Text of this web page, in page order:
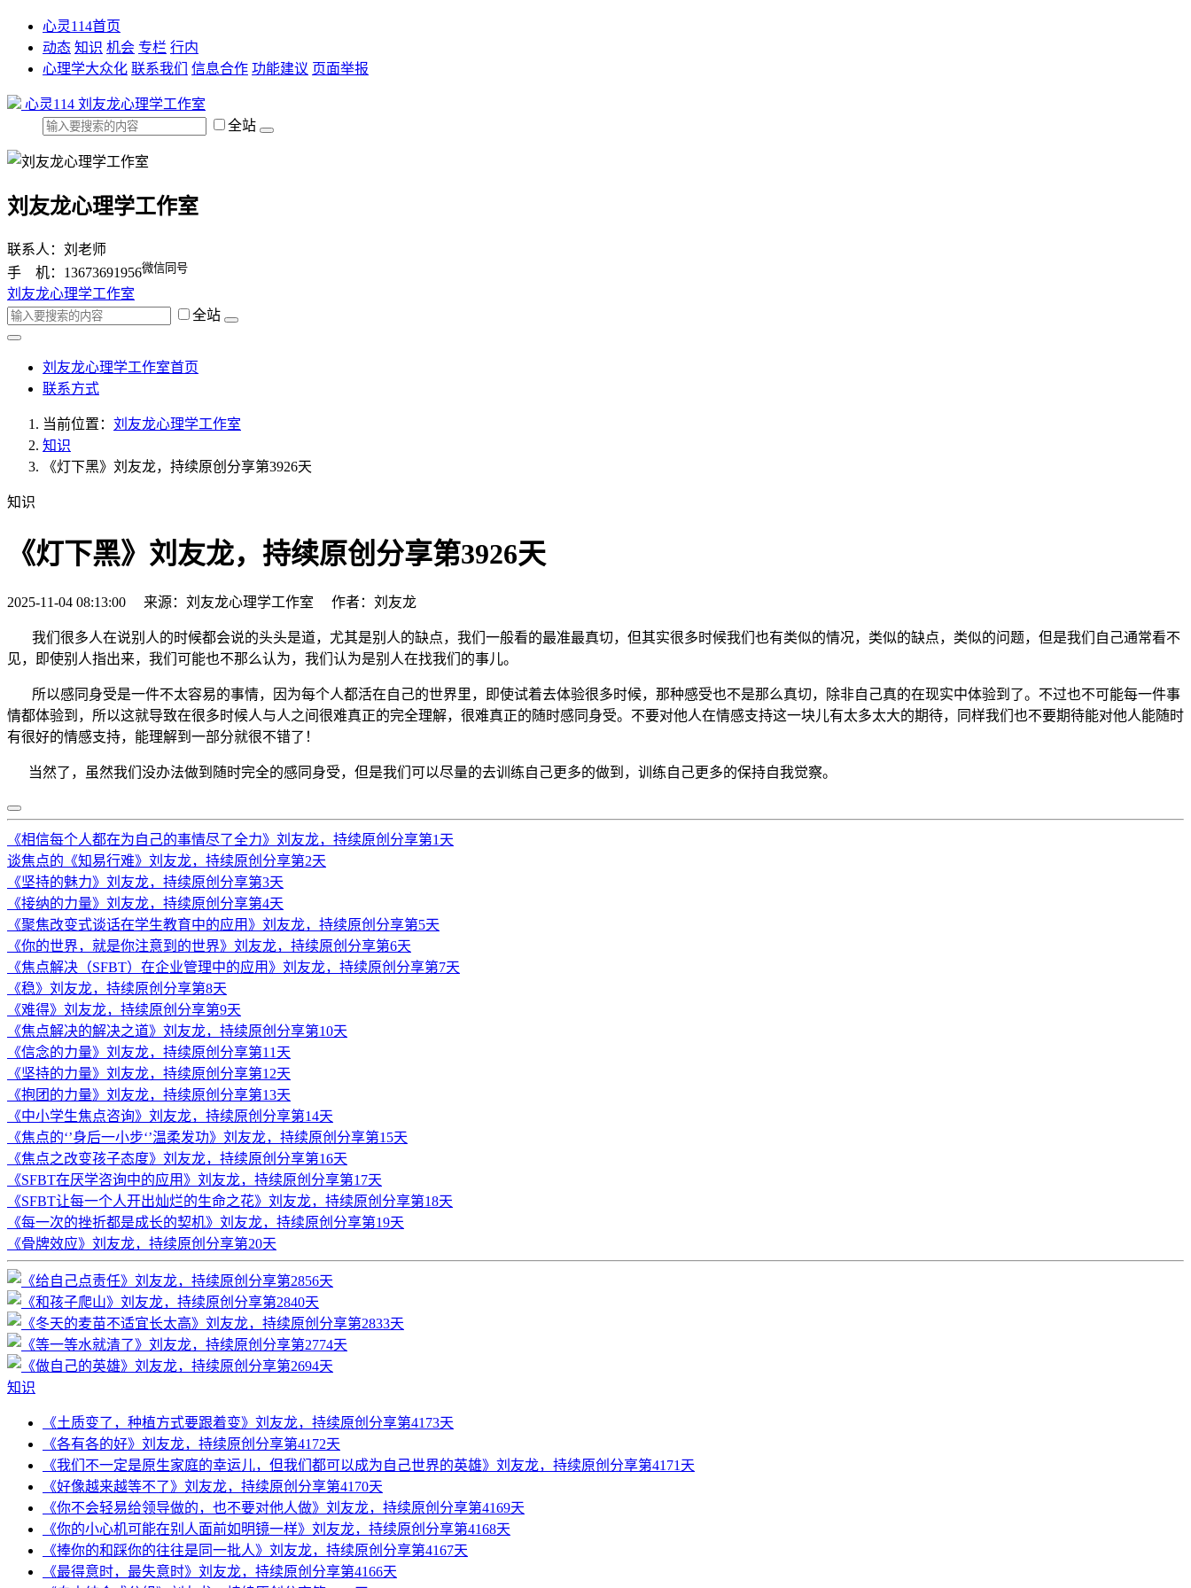
心灵114首页
动态 知识 机会 专栏 行内
心理学大众化 联系我们 信息合作 功能建议 页面举报
心灵114 刘友龙心理学工作室
全站
刘友龙心理学工作室
联系人：刘老师
手 机：13673691956微信同号
刘友龙心理学工作室
全站
刘友龙心理学工作室首页
联系方式
当前位置： 刘友龙心理学工作室
知识
《灯下黑》刘友龙，持续原创分享第3926天
知识
《灯下黑》刘友龙，持续原创分享第3926天
2025-11-04 08:13:00 来源：刘友龙心理学工作室 作者：刘友龙
我们很多人在说别人的时候都会说的头头是道，尤其是别人的缺点，我们一般看的最准最真切，但其实很多时候我们也有类似的情况，类似的缺点，类似的问题，但是我们自己通常看不
见，即使别人指出来，我们可能也不那么认为，我们认为是别人在找我们的事儿。
所以感同身受是一件不太容易的事情，因为每个人都活在自己的世界里，即使试着去体验很多时候，那种感受也不是那么真切，除非自己真的在现实中体验到了。不过也不可能每一件事
情都体验到，所以这就导致在很多时候人与人之间很难真正的完全理解，很难真正的随时感同身受。不要对他人在情感支持这一块儿有太多太大的期待，同样我们也不要期待能对他人能随时
有很好的情感支持，能理解到一部分就很不错了！
当然了，虽然我们没办法做到随时完全的感同身受，但是我们可以尽量的去训练自己更多的做到，训练自己更多的保持自我觉察。
《相信每个人都在为自己的事情尽了全力》刘友龙，持续原创分享第1天
谈焦点的《知易行难》刘友龙，持续原创分享第2天
《坚持的魅力》刘友龙，持续原创分享第3天
《接纳的力量》刘友龙，持续原创分享第4天
《聚焦改变式谈话在学生教育中的应用》刘友龙，持续原创分享第5天
《你的世界，就是你注意到的世界》刘友龙，持续原创分享第6天
《焦点解决（SFBT）在企业管理中的应用》刘友龙，持续原创分享第7天
《稳》刘友龙，持续原创分享第8天
《难得》刘友龙，持续原创分享第9天
《焦点解决的解决之道》刘友龙，持续原创分享第10天
《信念的力量》刘友龙，持续原创分享第11天
《坚持的力量》刘友龙，持续原创分享第12天
《抱团的力量》刘友龙，持续原创分享第13天
《中小学生焦点咨询》刘友龙，持续原创分享第14天
《焦点的‘’身后一小步‘’温柔发功》刘友龙，持续原创分享第15天
《焦点之改变孩子态度》刘友龙，持续原创分享第16天
《SFBT在厌学咨询中的应用》刘友龙，持续原创分享第17天
《SFBT让每一个人开出灿烂的生命之花》刘友龙，持续原创分享第18天
《每一次的挫折都是成长的契机》刘友龙，持续原创分享第19天
《骨牌效应》刘友龙，持续原创分享第20天
知识
《土质变了，种植方式要跟着变》刘友龙，持续原创分享第4173天
《各有各的好》刘友龙，持续原创分享第4172天
《我们不一定是原生家庭的幸运儿，但我们都可以成为自己世界的英雄》刘友龙，持续原创分享第4171天
《好像越来越等不了》刘友龙，持续原创分享第4170天
《你不会轻易给领导做的，也不要对他人做》刘友龙，持续原创分享第4169天
《你的小心机可能在别人面前如明镜一样》刘友龙，持续原创分享第4168天
《捧你的和踩你的往往是同一批人》刘友龙，持续原创分享第4167天
《最得意时，最失意时》刘友龙，持续原创分享第4166天